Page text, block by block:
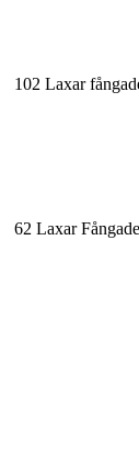
102 Laxar
62 Laxar Fångade